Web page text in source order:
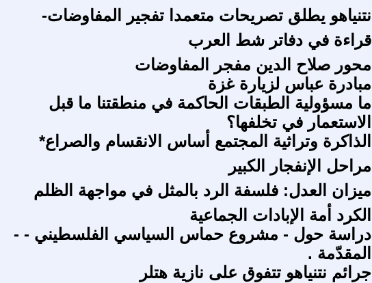
نتنياهو يطلق تصريحات متعمدا تفجير المفاوضات-
قراءة في دفاتر شط العرب
محور صلاح الدين مفجر المفاوضات
مبادرة عباس لزيارة غزة
ما مسؤولية الطبقات الحاكمة في منطقتنا ما قبل
الاستعمار في تخلفها؟
الذاكرة وتراثية المجتمع أساس الانقسام والصراع*
مراحل الإنفجار الكبير
ميزان العدل: فلسفة الرد بالمثل في مواجهة الظلم
الكرد أمة الإبادات الجماعية
دراسة حول - مشروع حماس السياسي الفلسطيني - -
المقدّمة .
جرائم نتنياهو تتفوق على نازية هتلر